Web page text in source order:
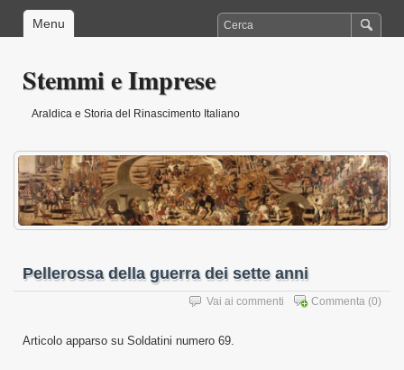
Menu
Stemmi e Imprese
Araldica e Storia del Rinascimento Italiano
Pellerossa della guerra dei sette anni
Commenta (0)
Vai ai commenti
Articolo apparso su Soldatini numero 69.